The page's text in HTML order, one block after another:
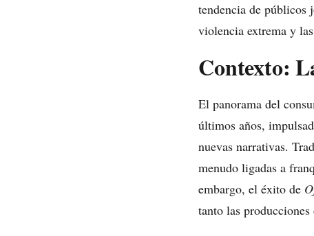
tendencia de públicos
violencia extrema y
Contexto:
El panorama del
últimos años,
nuevas narrativas.
menudo ligadas a
embargo, el éxito de
tanto las